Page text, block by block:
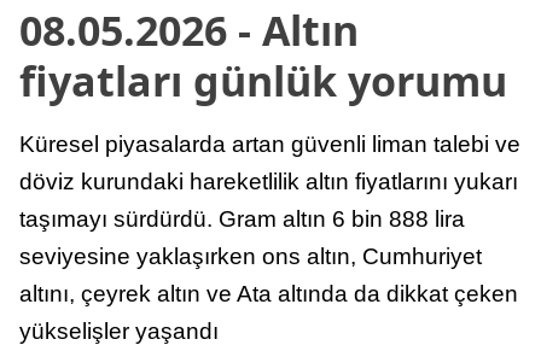
08.05.2026 - Altın
fiyatları günlük yorumu
Küresel piyasalarda artan güvenli liman talebi ve
döviz kurundaki hareketlilik altın fiyatlarını yukarı
taşımayı sürdürdü. Gram altın 6 bin 888 lira
seviyesine yaklaşırken ons altın, Cumhuriyet
altını, çeyrek altın ve Ata altında da dikkat çeken
yükselişler yaşandı